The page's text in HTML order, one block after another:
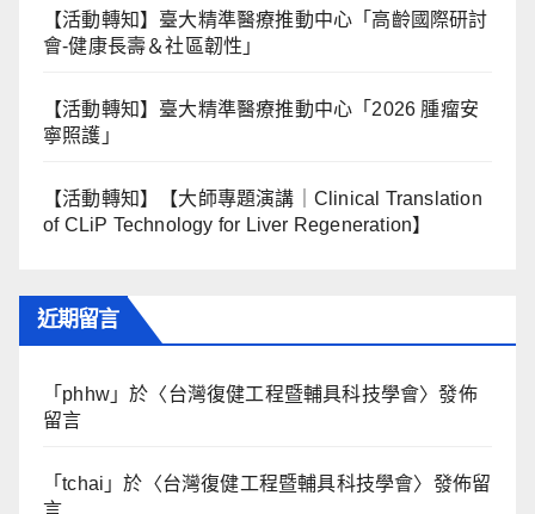
【活動轉知】臺大精準醫療推動中心「高齡國際研討
會-健康長壽＆社區韌性」
【活動轉知】臺大精準醫療推動中心「2026 腫瘤安
寧照護」
【活動轉知】【大師專題演講｜Clinical Translation
of CLiP Technology for Liver Regeneration】
近期留言
「 phhw 」於〈台灣復健工程暨輔具科技學會〉發佈
留言
「tchai 」於〈台灣復健工程暨輔具科技學會〉發佈留
言